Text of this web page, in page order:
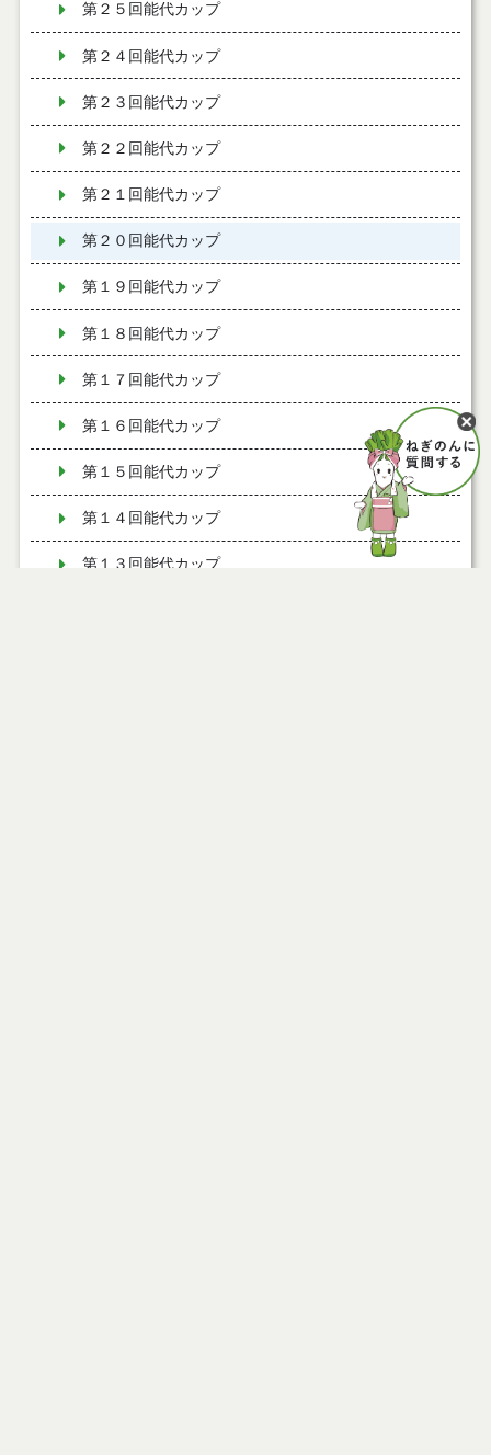
第２５回能代カップ
第２４回能代カップ
第２３回能代カップ
第２２回能代カップ
第２１回能代カップ
第２０回能代カップ
第１９回能代カップ
第１８回能代カップ
第１７回能代カップ
第１６回能代カップ
第１５回能代カップ
第１４回能代カップ
第１３回能代カップ